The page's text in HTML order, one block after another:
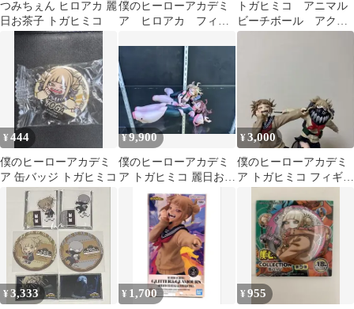
つみちぇん ヒロアカ 麗
日お茶子 トガヒミコ
僕のヒーローアカデミ
ア ヒロアカ フィギ
トガヒミコ アニマル
ビーチボール アクリ
ルスタンド等3点セット
¥444
僕のヒーローアカデミ
ア 缶バッジ トガヒミコ
¥9,900
僕のヒーローアカデミ
ア トガヒミコ 麗日お茶
子 フィギュア
¥3,000
僕のヒーローアカデミ
ア トガヒミコ フィギュ
¥3,333 ¥ 1,700 ¥955